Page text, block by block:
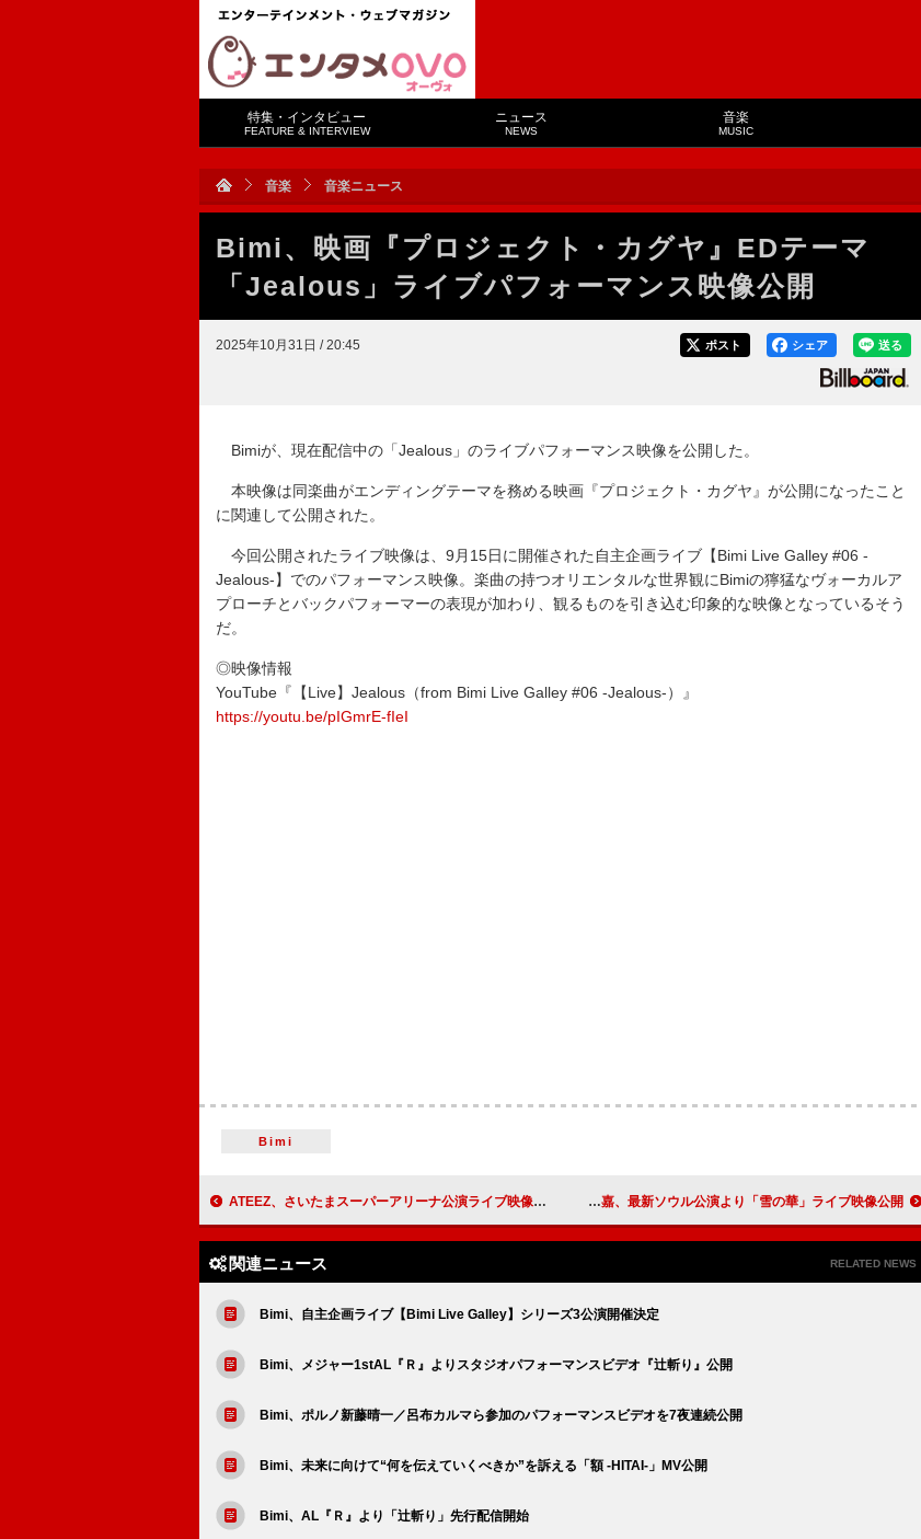
特集・インタビュー
FEATURE & INTERVIEW
ニュース
NEWS
音楽
MUSIC
音楽 音楽ニュース
Bimi、映画『プロジェクト・カグヤ』EDテーマ
「Jealous」ライブパフォーマンス映像公開
2025年10月31日 / 20:45 送る
シェア
ポスト
Bimiが、現在配信中の「Jealous」のライブパフォーマンス映像を公開した。
本映像は同楽曲がエンディングテーマを務める映画『プロジェクト・カグヤ』が公開になったこと
に関連して公開された。
今回公開されたライブ映像は、9月15日に開催された自主企画ライブ【Bimi Live Galley #06 -
Jealous-】でのパフォーマンス映像。楽曲の持つオリエンタルな世界観にBimiの獰猛なヴォーカルア
プローチとバックパフォーマーの表現が加わり、観るものを引き込む印象的な映像となっているそう
だ。
◎映像情報
YouTube『【Live】Jealous（from Bimi Live Galley #06 -Jealous-）』
https://youtu.be/pIGmrE-fIeI
Bimi
ATEEZ、さいたまスーパーアリーナ公演ライブ映像作品ダイジェスト公開 中島美嘉、最新ソウル公演より「雪の華」ライブ映像公開
関連ニュース RELATED NEWS
Bimi、自主企画ライブ【Bimi Live Galley】シリーズ3公演開催決定
Bimi、メジャー1stAL『Ｒ』よりスタジオパフォーマンスビデオ『辻斬り』公開
Bimi、ポルノ新藤晴一／呂布カルマら参加のパフォーマンスビデオを7夜連続公開
Bimi、未来に向けて“何を伝えていくべきか”を訴える「額 -HITAI-」MV公開
Bimi、AL『Ｒ』より「辻斬り」先行配信開始